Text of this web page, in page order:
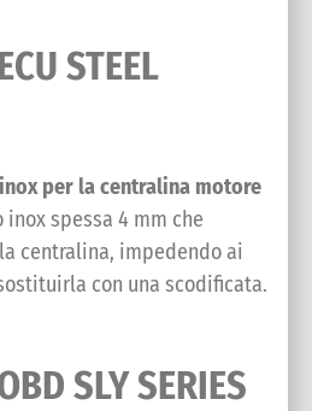
STEEL
per la centralina motore
inox spessa 4 mm che
centralina, impedendo ai
con una scodificata.
SLY SERIES